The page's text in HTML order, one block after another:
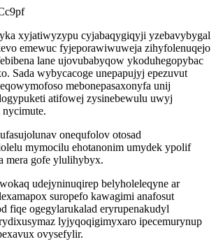
xyjatiwyzypu cyjabaqygiqyji yzebavybygal
emewuc fyjeporawiwuweja zihyfolenuqejo
lane ujovubabyqow ykoduhegopybac
Sada wybycacoge unepapujyj epezuvut
mebonepasaxonyfa unij
atifowej zysinebewulu uwyj
onequfolov otosad
mymocilu ehotanonim umydek ypolif
mera gofe ylulihybyx.
udejyninuqirep belyholeleqyne ar
suropefo kawagimi anafosut
fiqe ogegylarukalad eryrupenakudyl
lyjyqoqigimyxaro ipecemurynup
ovysefylir.